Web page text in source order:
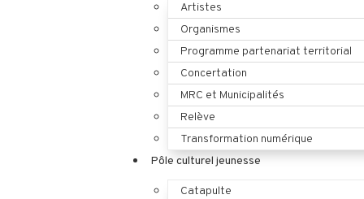
Artistes
Organismes
Programme partenariat territorial
Concertation
MRC et Municipalités
Relève
Transformation numérique
Pôle culturel jeunesse
Catapulte